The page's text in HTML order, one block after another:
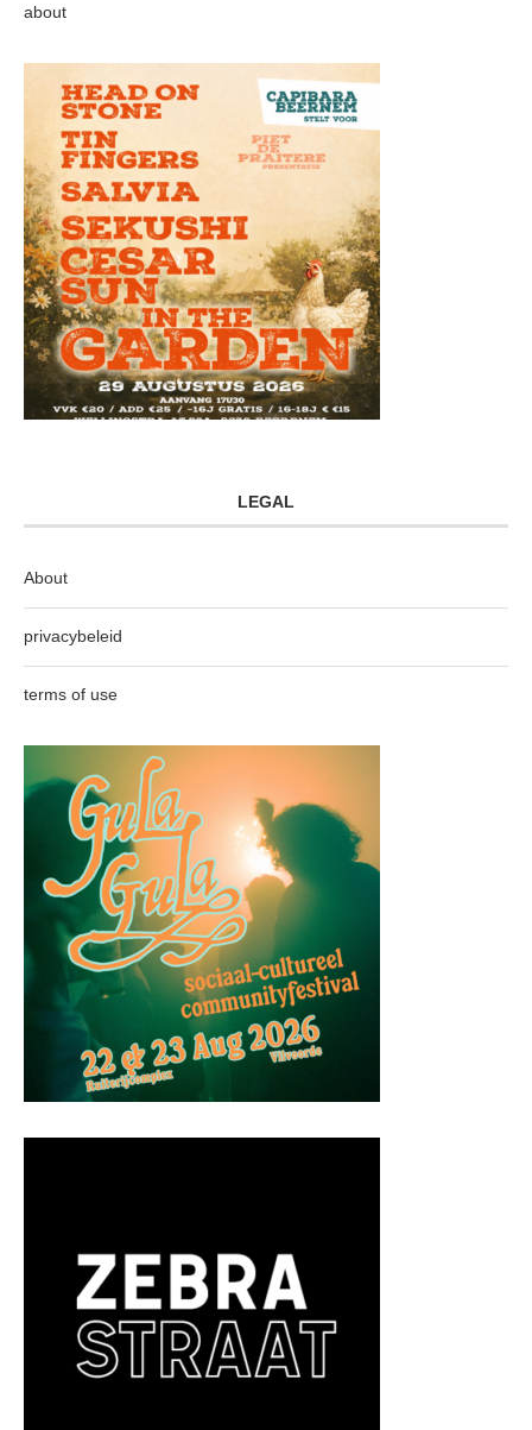
about
LEGAL
About
privacybeleid
terms of use